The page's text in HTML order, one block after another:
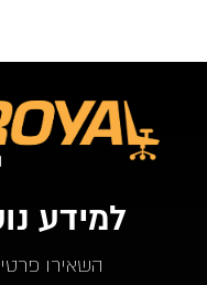
למידע
השאירו